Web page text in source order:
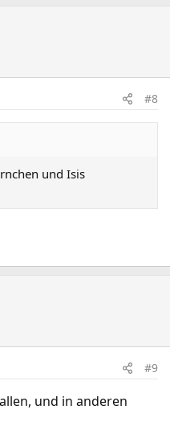
#8
und Isis
#9
und in anderen